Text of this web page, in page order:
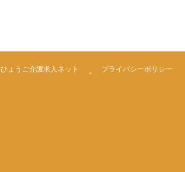
ひょうご介護求人ネット プライバシーポリシー